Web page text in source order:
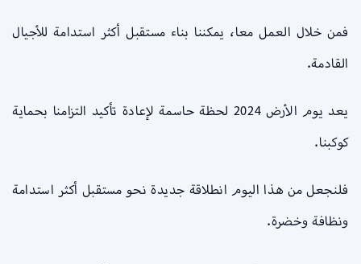
فمن خلال العمل معا، يمكننا بناء مستقبل أكثر استدامة للأجيال
القادمة.
يعد يوم الأرض 2024 لحظة حاسمة لإعادة تأكيد التزامنا بحماية
كوكبنا.
فلنجعل من هذا اليوم انطلاقة جديدة نحو مستقبل أكثر استدامة
ونظافة وخضرة.